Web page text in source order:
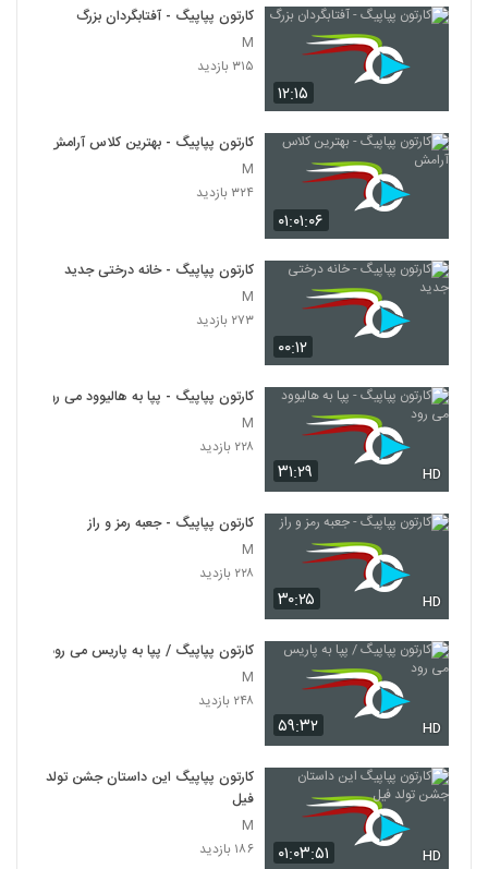
۱۲:۱۵
کارتون پپاپیگ - آفتابگردان بزرگ
M
۳۱۵ بازدید
۰۱:۰۱:۰۶
کارتون پپاپیگ - بهترین کلاس آرامش
M
۳۲۴ بازدید
۰۰:۱۲
کارتون پپاپیگ - خانه درختی جدید
M
۲۷۳ بازدید
۳۱:۲۹ HD
کارتون پپاپیگ - پپا به هالیوود می رود
M
۲۲۸ بازدید
۳۰:۲۵ HD
کارتون پپاپیگ - جعبه رمز و راز
M
۲۲۸ بازدید
۵۹:۳۲ HD
کارتون پپاپیگ / پپا به پاریس می رود
M
۲۴۸ بازدید
۰۱:۰۳:۵۱ HD
کارتون پپاپیگ این داستان جشن تولد
فیل
M
۱۸۶ بازدید